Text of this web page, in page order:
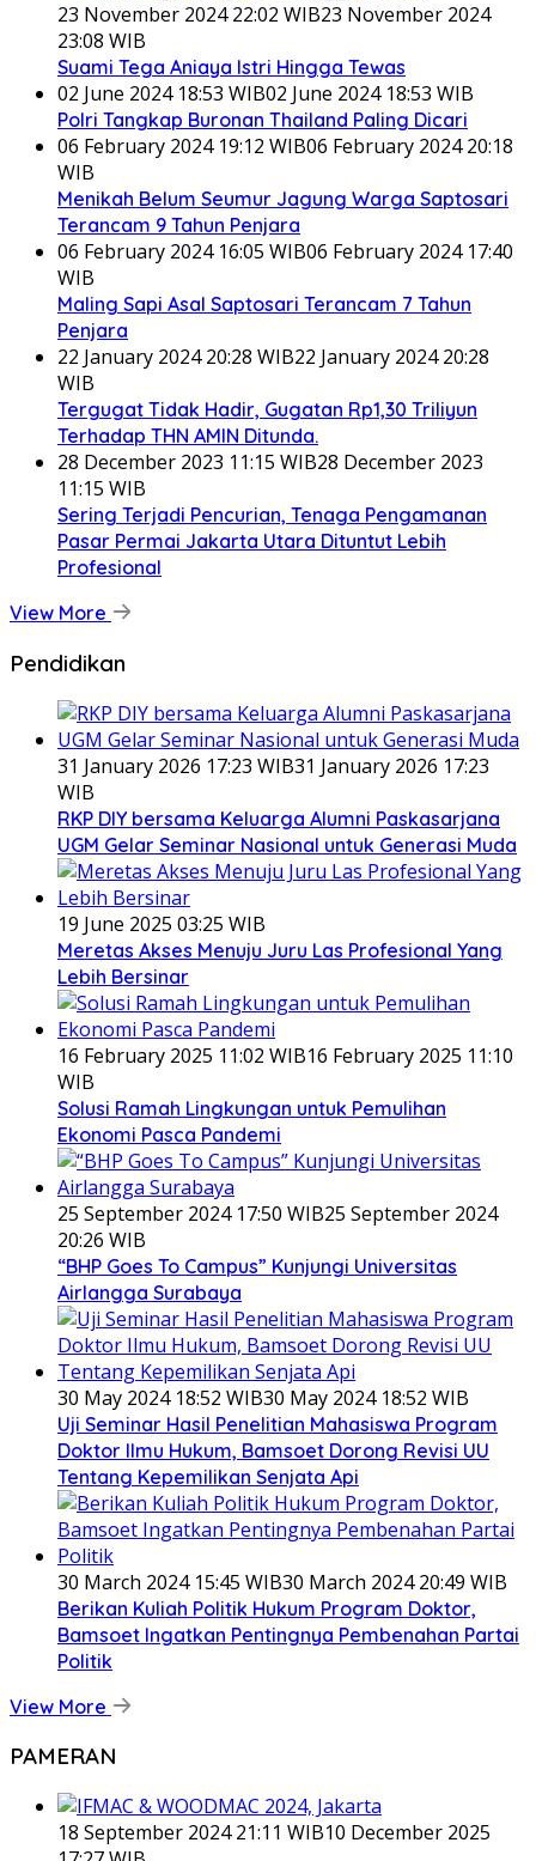
23 November 2024 22:02 WIB23 November 2024
23:08 WIB
Suami Tega Aniaya Istri Hingga Tewas
02 June 2024 18:53 WIB02 June 2024 18:53 WIB
Polri Tangkap Buronan Thailand Paling Dicari
06 February 2024 19:12 WIB06 February 2024 20:18
WIB
Menikah Belum Seumur Jagung Warga Saptosari
Terancam 9 Tahun Penjara
06 February 2024 16:05 WIB06 February 2024 17:40
WIB
Maling Sapi Asal Saptosari Terancam 7 Tahun
Penjara
22 January 2024 20:28 WIB22 January 2024 20:28
WIB
Tergugat Tidak Hadir, Gugatan Rp1,30 Triliyun
Terhadap THN AMIN Ditunda.
28 December 2023 11:15 WIB28 December 2023
11:15 WIB
Sering Terjadi Pencurian, Tenaga Pengamanan
Pasar Permai Jakarta Utara Dituntut Lebih
Profesional
View More
Pendidikan
31 January 2026 17:23 WIB31 January 2026 17:23
WIB
RKP DIY bersama Keluarga Alumni Paskasarjana
UGM Gelar Seminar Nasional untuk Generasi Muda
19 June 2025 03:25 WIB
Meretas Akses Menuju Juru Las Profesional Yang
Lebih Bersinar
16 February 2025 11:02 WIB16 February 2025 11:10
WIB
Solusi Ramah Lingkungan untuk Pemulihan
Ekonomi Pasca Pandemi
25 September 2024 17:50 WIB25 September 2024
20:26 WIB
“BHP Goes To Campus” Kunjungi Universitas
Airlangga Surabaya
30 May 2024 18:52 WIB30 May 2024 18:52 WIB
Uji Seminar Hasil Penelitian Mahasiswa Program
Doktor Ilmu Hukum, Bamsoet Dorong Revisi UU
Tentang Kepemilikan Senjata Api
30 March 2024 15:45 WIB30 March 2024 20:49 WIB
Berikan Kuliah Politik Hukum Program Doktor,
Bamsoet Ingatkan Pentingnya Pembenahan Partai
Politik
View More
PAMERAN
18 September 2024 21:11 WIB10 December 2025